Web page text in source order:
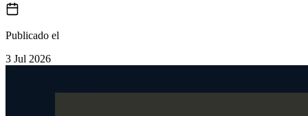
Publicado el
3 Jul 2026